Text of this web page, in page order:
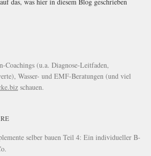
Coachings (u.a. Diagnose-Leitfaden,
Wasser- und EMF-Beratungen (und viel
schauen.
selber bauen Teil 4: Ein individueller B-